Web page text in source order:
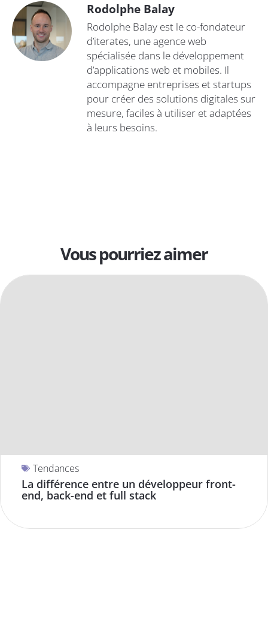
Rodolphe Balay
Rodolphe Balay est le co-fondateur
d’iterates, une agence web
spécialisée dans le développement
d’applications web et mobiles. Il
accompagne entreprises et startups
pour créer des solutions digitales sur
mesure, faciles à utiliser et adaptées
à leurs besoins.
Vous pourriez aimer
Tendances
La différence entre un développeur front-
end, back-end et full stack